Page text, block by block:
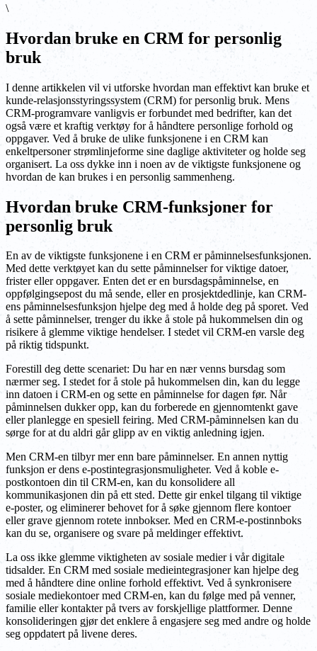
\
Hvordan bruke en CRM for personlig
bruk
I denne artikkelen vil vi utforske hvordan man effektivt kan bruke et
kunde-relasjonsstyringssystem (CRM) for personlig bruk. Mens
CRM-programvare vanligvis er forbundet med bedrifter, kan det
også være et kraftig verktøy for å håndtere personlige forhold og
oppgaver. Ved å bruke de ulike funksjonene i en CRM kan
enkeltpersoner strømlinjeforme sine daglige aktiviteter og holde seg
organisert. La oss dykke inn i noen av de viktigste funksjonene og
hvordan de kan brukes i en personlig sammenheng.
Hvordan bruke CRM-funksjoner for
personlig bruk
En av de viktigste funksjonene i en CRM er påminnelsesfunksjonen.
Med dette verktøyet kan du sette påminnelser for viktige datoer,
frister eller oppgaver. Enten det er en bursdagspåminnelse, en
oppfølgingsepost du må sende, eller en prosjektdedlinje, kan CRM-
ens påminnelsesfunksjon hjelpe deg med å holde deg på sporet. Ved
å sette påminnelser, trenger du ikke å stole på hukommelsen din og
risikere å glemme viktige hendelser. I stedet vil CRM-en varsle deg
på riktig tidspunkt.
Forestill deg dette scenariet: Du har en nær venns bursdag som
nærmer seg. I stedet for å stole på hukommelsen din, kan du legge
inn datoen i CRM-en og sette en påminnelse for dagen før. Når
påminnelsen dukker opp, kan du forberede en gjennomtenkt gave
eller planlegge en spesiell feiring. Med CRM-påminnelsen kan du
sørge for at du aldri går glipp av en viktig anledning igjen.
Men CRM-en tilbyr mer enn bare påminnelser. En annen nyttig
funksjon er dens e-postintegrasjonsmuligheter. Ved å koble e-
postkontoen din til CRM-en, kan du konsolidere all
kommunikasjonen din på ett sted. Dette gir enkel tilgang til viktige
e-poster, og eliminerer behovet for å søke gjennom flere kontoer
eller grave gjennom rotete innbokser. Med en CRM-e-postinnboks
kan du se, organisere og svare på meldinger effektivt.
La oss ikke glemme viktigheten av sosiale medier i vår digitale
tidsalder. En CRM med sosiale medieintegrasjoner kan hjelpe deg
med å håndtere dine online forhold effektivt. Ved å synkronisere
sosiale mediekontoer med CRM-en, kan du følge med på venner,
familie eller kontakter på tvers av forskjellige plattformer. Denne
konsolideringen gjør det enklere å engasjere seg med andre og holde
seg oppdatert på livene deres.